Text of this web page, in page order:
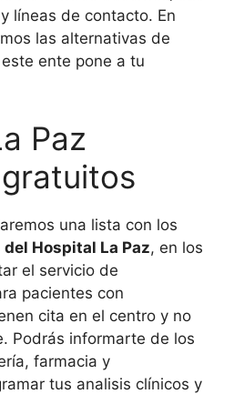
líneas de contacto. En
las alternativas de
ente pone a tu
Paz
una lista con los
Hospital La Paz, en los
el servicio de
pacientes con
cita en el centro y no
Podrás informarte de los
farmacia y
tus analisis clínicos y